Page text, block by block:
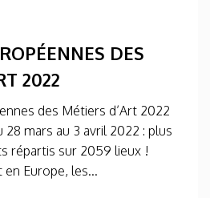
DES
2022
des Métiers d’Art 2022
28 mars au 3 avril 2022 : plus
répartis sur 2059 lieux !
Europe, les...